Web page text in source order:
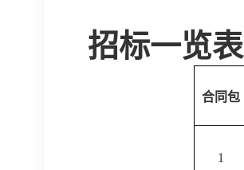
招标一览表
合同包
1